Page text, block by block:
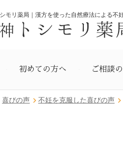
モリ薬局｜漢方を使った自然療法による不
トシモリ薬
初めての方へ ご相談
喜びの声 不妊を克服した喜びの声